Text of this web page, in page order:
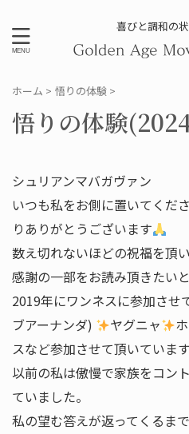
喜びと調和の
ホーム > 悟りの体験 >
悟りの体験
シュリアンマバガヴァン
いつも私をお側に置いてくだ
りありがとうございます
数え切れないほどの祝福を頂
感謝の一部をお読み頂きたい
2019年にワンネスに参加させ
ブアーナンダ)
ヤグニャ
スなど参加させて頂いています
以前の私は傲慢で家族をコン
ていました。
私の望む答えが返ってくるま